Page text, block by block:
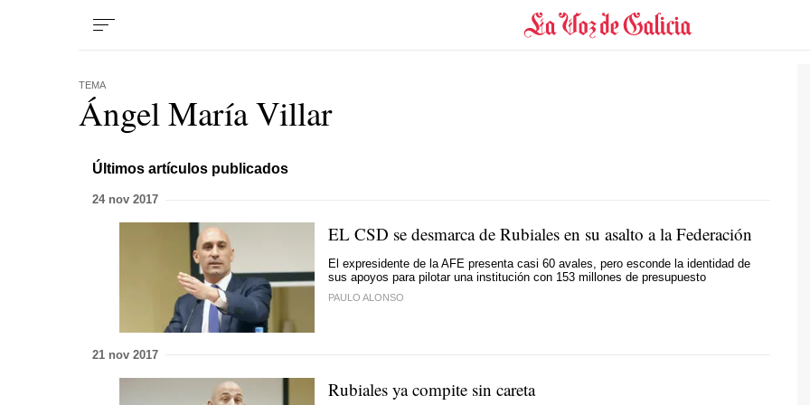
TEMA
Ángel María Villar
Últimos artículos publicados
24 nov 2017
EL CSD se desmarca de Rubiales en su asalto a la Federación
El expresidente de la AFE presenta casi 60 avales, pero esconde la identidad de
sus apoyos para pilotar una institución con 153 millones de presupuesto
PAULO ALONSO
21 nov 2017
Rubiales ya compite sin careta